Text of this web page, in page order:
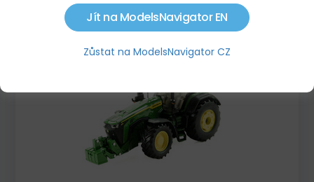
2 525,00 KČ 2 091,00 KČ
Jít na ModelsNavigator EN
Zůstat na ModelsNavigator CZ